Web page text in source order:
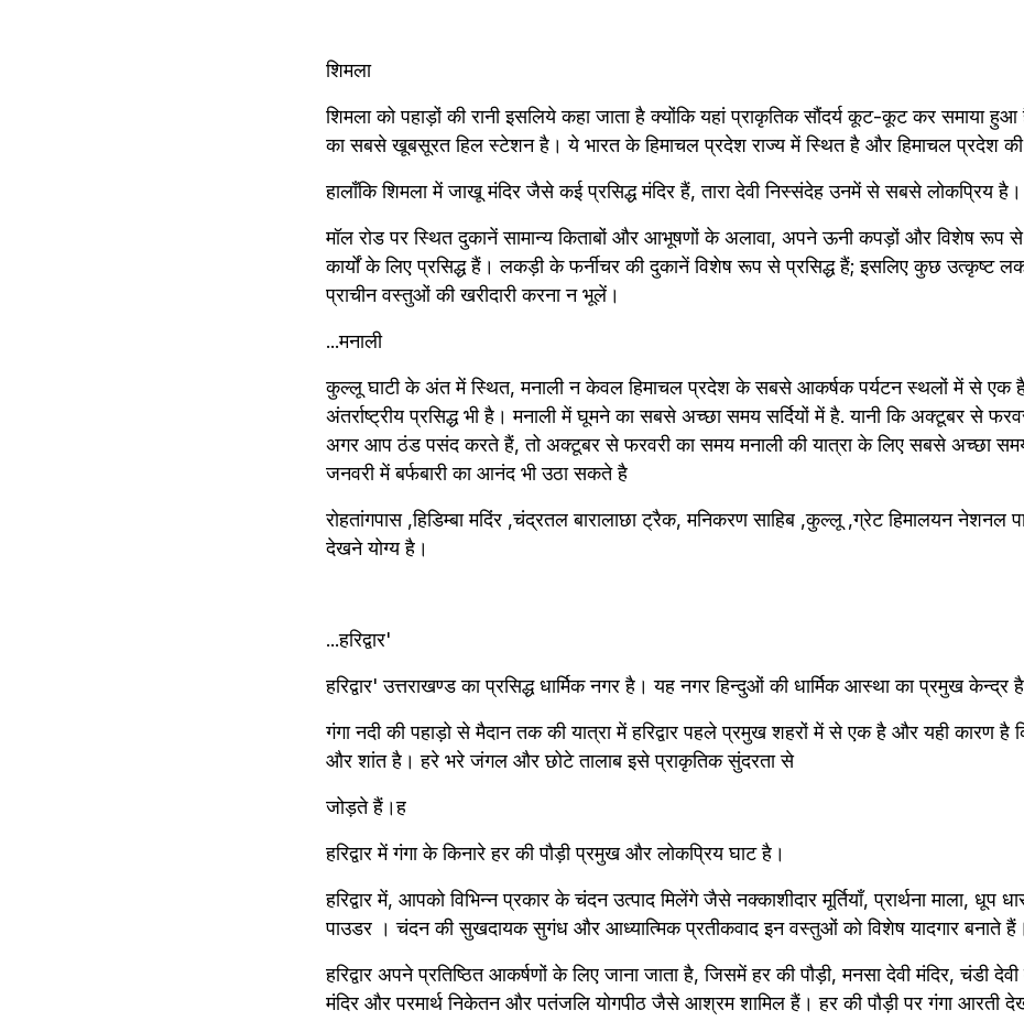
शिमला
शिमला को पहाड़ों की रानी इसलिये कहा जाता है क्योंकि यहां प्राकृतिक सौंदर्य कूट-कूट कर समाया
का सबसे खूबसूरत हिल स्टेशन है। ये भारत के हिमाचल प्रदेश राज्य में स्थित है और हिमाचल प्रदेश की
हालाँकि शिमला में जाखू मंदिर जैसे कई प्रसिद्ध मंदिर हैं, तारा देवी निस्संदेह उनमें से सबसे लोकप्रिय है।
मॉल रोड पर स्थित दुकानें सामान्य किताबों और आभूषणों के अलावा, अपने ऊनी कपड़ों और विशेष रूप से
कार्यों के लिए प्रसिद्ध हैं। लकड़ी के फर्नीचर की दुकानें विशेष रूप से प्रसिद्ध हैं; इसलिए कुछ उत्कृष्ट
प्राचीन वस्तुओं की खरीदारी करना न भूलें।
...मनाली
कुल्लू घाटी के अंत में स्थित, मनाली न केवल हिमाचल प्रदेश के सबसे आकर्षक पर्यटन स्थलों में से एक
अंतर्राष्ट्रीय प्रसिद्ध भी है। मनाली में घूमने का सबसे अच्छा समय सर्दियों में है. यानी कि अक्टूबर से
अगर आप ठंड पसंद करते हैं, तो अक्टूबर से फरवरी का समय मनाली की यात्रा के लिए सबसे अच्छा समय
जनवरी में बर्फबारी का आनंद भी उठा सकते है
रोहतांगपास ,हिडिम्बा मदिंर ,चंद्रतल बारालाछा ट्रैक, मनिकरण साहिब ,कुल्लू ,ग्रेट हिमालयन नेशनल
देखने योग्य है।
...हरिद्वार'
हरिद्वार' उत्तराखण्ड का प्रसिद्ध धार्मिक नगर है। यह नगर हिन्दुओं की धार्मिक आस्था का प्रमुख केन्द्र
गंगा नदी की पहाड़ो से मैदान तक की यात्रा में हरिद्वार पहले प्रमुख शहरों में से एक है और यही कारण है
और शांत है। हरे भरे जंगल और छोटे तालाब इसे प्राकृतिक सुंदरता से
जोड़ते हैं।ह
हरिद्वार में गंगा के किनारे हर की पौड़ी प्रमुख और लोकप्रिय घाट है।
हरिद्वार में, आपको विभिन्न प्रकार के चंदन उत्पाद मिलेंगे जैसे नक्काशीदार मूर्तियाँ, प्रार्थना माला, धूप
पाउडर । चंदन की सुखदायक सुगंध और आध्यात्मिक प्रतीकवाद इन वस्तुओं को विशेष यादगार बनाते हैं।
हरिद्वार अपने प्रतिष्ठित आकर्षणों के लिए जाना जाता है, जिसमें हर की पौड़ी, मनसा देवी मंदिर, चंडी देवी
मंदिर और परमार्थ निकेतन और पतंजलि योगपीठ जैसे आश्रम शामिल हैं। हर की पौड़ी पर गंगा आरती